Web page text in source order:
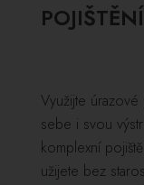
POJIŠTĚNÍ
Využijte
sebe i svou
komplexní
užijete bez